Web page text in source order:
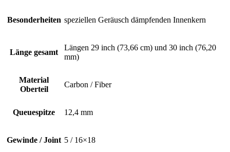
Besonderheiten speziellen Geräusch dämpfenden Innenkern
Länge gesamt
Längen 29 inch (73,66 cm) und 30 inch (76,20
mm)
Material
Oberteil
Carbon / Fiber
Queuespitze 12,4 mm
Gewinde / Joint 5 / 16×18